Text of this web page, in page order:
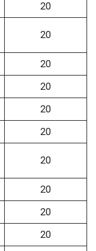
20
20
20
20
20
20
20
20
20
20